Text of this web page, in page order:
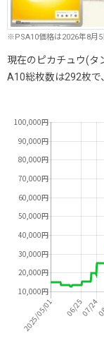
※PSA10価格は2026年8月
現在のピカチュウ(タ
A10総枚数は292枚で